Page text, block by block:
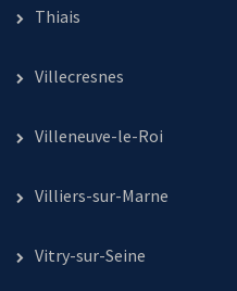
Thiais
Villecresnes
Villeneuve-le-Roi
Villiers-sur-Marne
Vitry-sur-Seine